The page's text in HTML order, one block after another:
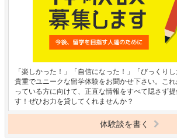
「楽しかった！」「自信になった！」「びっくり
貴重でユニークな留学体験をお聞かせ下さい。こ
っている方に向けて、正直な情報をすべて隠さず
す！ぜひお力を貸してくれませんか？
体験談を書く